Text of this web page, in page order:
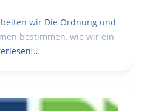
wir Die Ordnung und
bestimmen, wie wir ein
wie wohl…